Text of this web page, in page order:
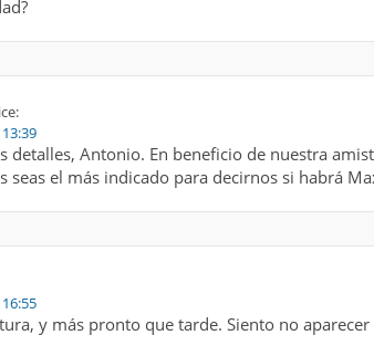
detalles, Antonio. En beneficio de nuestra
seas el más indicado para decirnos si habrá
y más pronto que tarde. Siento no